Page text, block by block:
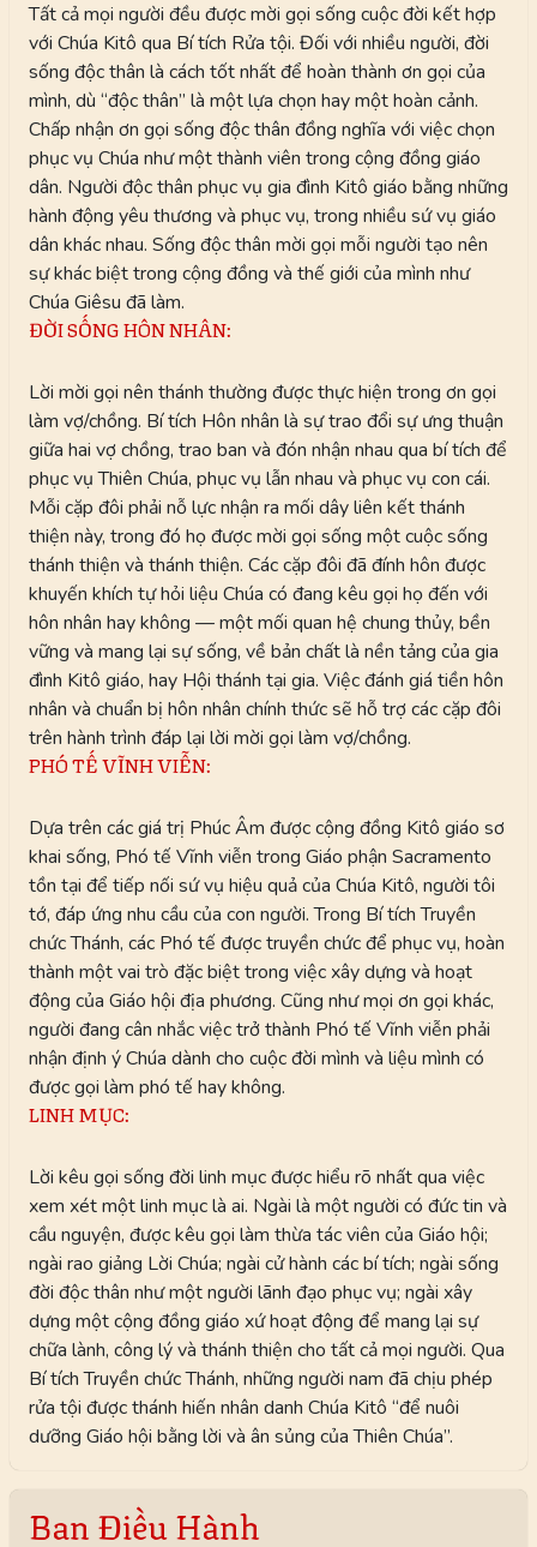
Tất cả mọi người đều được mời gọi sống cuộc đời kết hợp
với Chúa Kitô qua Bí tích Rửa tội. Đối với nhiều người, đời
sống độc thân là cách tốt nhất để hoàn thành ơn gọi của
mình, dù “độc thân” là một lựa chọn hay một hoàn cảnh.
Chấp nhận ơn gọi sống độc thân đồng nghĩa với việc chọn
phục vụ Chúa như một thành viên trong cộng đồng giáo
dân. Người độc thân phục vụ gia đình Kitô giáo bằng những
hành động yêu thương và phục vụ, trong nhiều sứ vụ giáo
dân khác nhau. Sống độc thân mời gọi mỗi người tạo nên
sự khác biệt trong cộng đồng và thế giới của mình như
Chúa Giêsu đã làm.
ĐỜI SỐNG HÔN NHÂN:
Lời mời gọi nên thánh thường được thực hiện trong ơn gọi
làm vợ/chồng. Bí tích Hôn nhân là sự trao đổi sự ưng thuận
giữa hai vợ chồng, trao ban và đón nhận nhau qua bí tích để
phục vụ Thiên Chúa, phục vụ lẫn nhau và phục vụ con cái.
Mỗi cặp đôi phải nỗ lực nhận ra mối dây liên kết thánh
thiện này, trong đó họ được mời gọi sống một cuộc sống
thánh thiện và thánh thiện. Các cặp đôi đã đính hôn được
khuyến khích tự hỏi liệu Chúa có đang kêu gọi họ đến với
hôn nhân hay không — một mối quan hệ chung thủy, bền
vững và mang lại sự sống, về bản chất là nền tảng của gia
đình Kitô giáo, hay Hội thánh tại gia. Việc đánh giá tiền hôn
nhân và chuẩn bị hôn nhân chính thức sẽ hỗ trợ các cặp đôi
trên hành trình đáp lại lời mời gọi làm vợ/chồng.
PHÓ TẾ VĨNH VIỄN:
Dựa trên các giá trị Phúc Âm được cộng đồng Kitô giáo sơ
khai sống, Phó tế Vĩnh viễn trong Giáo phận Sacramento
tồn tại để tiếp nối sứ vụ hiệu quả của Chúa Kitô, người tôi
tớ, đáp ứng nhu cầu của con người. Trong Bí tích Truyền
chức Thánh, các Phó tế được truyền chức để phục vụ, hoàn
thành một vai trò đặc biệt trong việc xây dựng và hoạt
động của Giáo hội địa phương. Cũng như mọi ơn gọi khác,
người đang cân nhắc việc trở thành Phó tế Vĩnh viễn phải
nhận định ý Chúa dành cho cuộc đời mình và liệu mình có
được gọi làm phó tế hay không.
LINH MỤC:
Lời kêu gọi sống đời linh mục được hiểu rõ nhất qua việc
xem xét một linh mục là ai. Ngài là một người có đức tin và
cầu nguyện, được kêu gọi làm thừa tác viên của Giáo hội;
ngài rao giảng Lời Chúa; ngài cử hành các bí tích; ngài sống
đời độc thân như một người lãnh đạo phục vụ; ngài xây
dựng một cộng đồng giáo xứ hoạt động để mang lại sự
chữa lành, công lý và thánh thiện cho tất cả mọi người. Qua
Bí tích Truyền chức Thánh, những người nam đã chịu phép
rửa tội được thánh hiến nhân danh Chúa Kitô “để nuôi
dưỡng Giáo hội bằng lời và ân sủng của Thiên Chúa”.
Ban Điều Hành